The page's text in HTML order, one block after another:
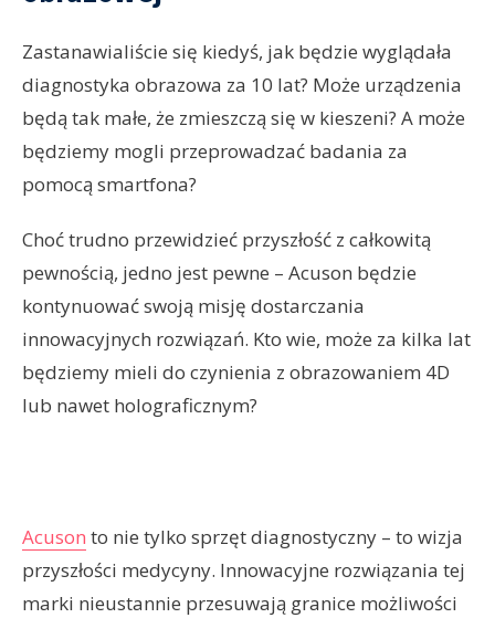
Zastanawialiście się kiedyś, jak będzie wyglądała
diagnostyka obrazowa za 10 lat? Może urządzenia
będą tak małe, że zmieszczą się w kieszeni? A może
będziemy mogli przeprowadzać badania za
pomocą smartfona?
Choć trudno przewidzieć przyszłość z całkowitą
pewnością, jedno jest pewne – Acuson będzie
kontynuować swoją misję dostarczania
innowacyjnych rozwiązań. Kto wie, może za kilka lat
będziemy mieli do czynienia z obrazowaniem 4D
lub nawet holograficznym?
Acuson to nie tylko sprzęt diagnostyczny – to wizja
przyszłości medycyny. Innowacyjne rozwiązania tej
marki nieustannie przesuwają granice możliwości